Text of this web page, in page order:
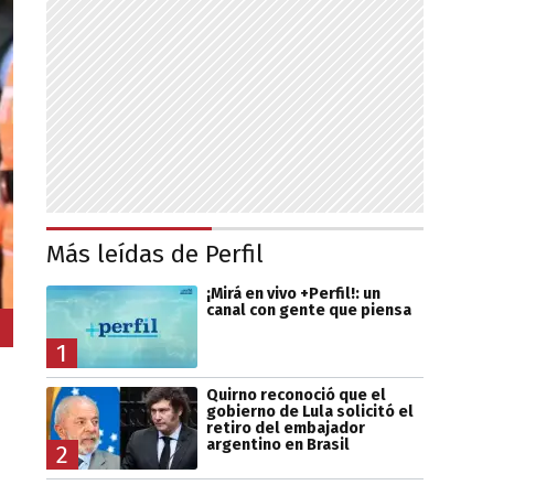
Más leídas de Perfil
1
¡Mirá en vivo +Perfil!: un
canal con gente que piensa
2
Quirno reconoció que el
gobierno de Lula solicitó el
retiro del embajador
argentino en Brasil